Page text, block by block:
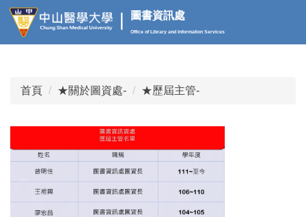
跳
到
主
圖書資訊處
Office of Library and Information Services
首頁 ★關於圖資處- ★歷屆主管-